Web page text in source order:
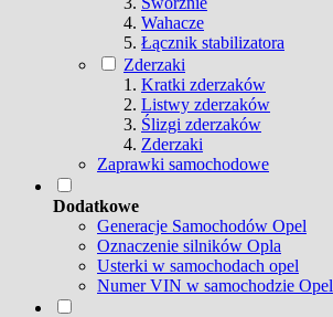
Wahacze
Łącznik stabilizatora
Zderzaki
Kratki zderzaków
Listwy zderzaków
Ślizgi zderzaków
Zderzaki
Zaprawki samochodowe
Dodatkowe
Generacje Samochodów Opel
Oznaczenie silników Opla
Usterki w samochodach opel
Numer VIN w samochodzie Opel